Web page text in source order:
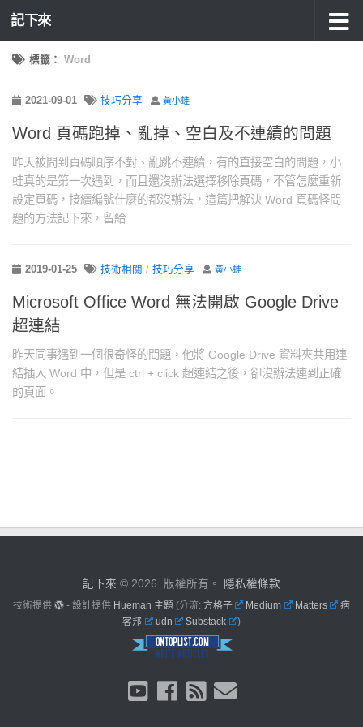
記下來
標籤： Word
2021-09-01 技巧分享 黃小蛙
Word 頁碼跑掉、亂掉、空白及不連續的問題
昨天被問到頁碼順序不對、亂跳不連續，有的直接空白的問題，小
蛙真的是第一次遇到，而且還沒辦法選擇移除頁碼，不管怎麼重新
設定頁碼，接續編號什麼的都沒辦法，這篇把解決 Word 頁碼怪問
題的方法記下來，留給...
2019-01-25 技術相關 / 技巧分享 黃小蛙
Microsoft Office Word 無法開啟 Google Drive
超連結
昨天同事遇到一個很奇怪的問題，他將 Google Drive 資料夾共用連
結插入 Word 中，但是 ctrl + click 超連結之後，卻沒辦法連到正確
的頁面。
記下來 © 2026. 版權所有。 隱私權條款
技術提供 - 設計提供 Hueman 主題 (分流: 方格子 Medium Matters
痞
客邦
udn Substack )